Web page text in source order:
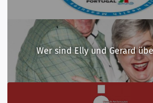
Wer sind Elly und Gerard